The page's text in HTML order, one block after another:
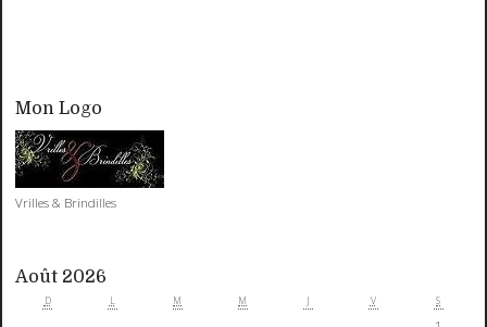
Mon Logo
Vrilles & Brindilles
Août 2026
D L M M V S